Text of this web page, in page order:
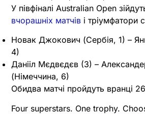
У півфіналі Australian Open
вчорашніх матчів і тріумфатори
Новак Джокович (Сербія, 1) –
4)
Данііл Мєдвєдєв (3) –
(Німеччина, 6)
Обидва матчі пройдуть вранці
Four superstars. One trophy.